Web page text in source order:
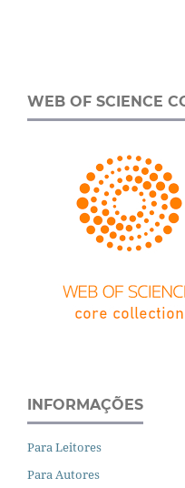
WEB OF SCIENCE
INFORMAÇÕES
Para Leitores
Para Autores